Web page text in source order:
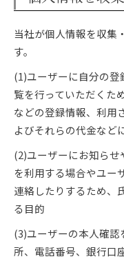
当社が個人情報を収集
す。
(1)ユーザーに自分の
覧を行っていただくた
などの登録情報、利用
よびそれらの代金など
(2)ユーザーにお知ら
を利用する場合やユー
連絡したりするため、
る目的
(3)ユーザーの本人確
所、電話番号、銀行口